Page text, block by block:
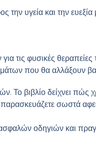
την υγεία και την
τις φυσικές
που θα αλλάξουν
Το βιβλίο δείχνει πώς
σωστά
οδηγιών και